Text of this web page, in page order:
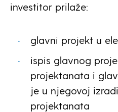
investitor prilaže:
glavni projekt u
ispis glavnog
projektanata i
je u njegovoj
projektanata